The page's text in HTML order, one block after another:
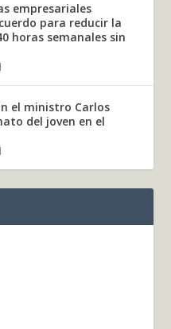
empresariales
para reducir la
horas semanales sin
el ministro Carlos
del joven en el